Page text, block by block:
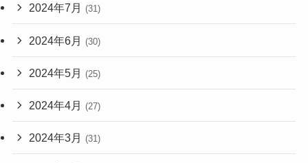
2024年7月 (31)
2024年6月 (30)
2024年5月 (25)
2024年4月 (27)
2024年3月 (31)